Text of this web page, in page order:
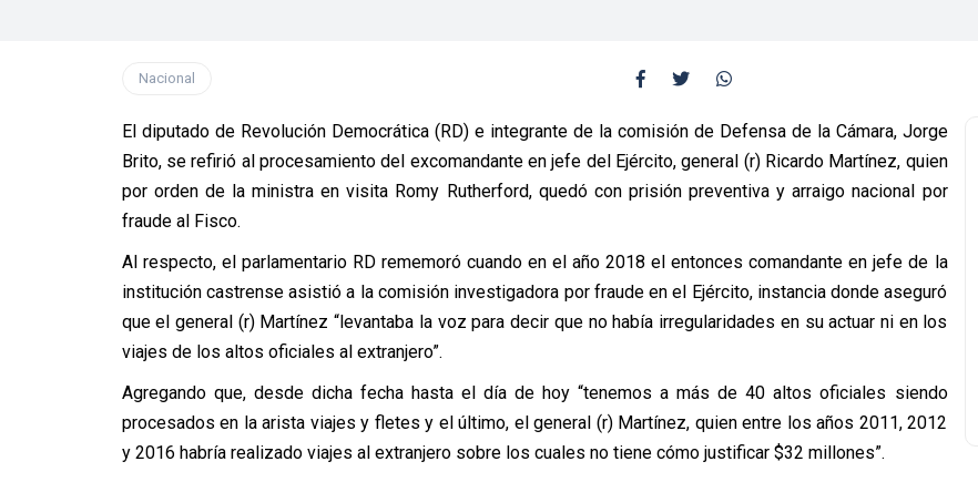
Nacional
El diputado de Revolución Democrática (RD) e integrante de la comisión de Defensa de la Cámara, Jorge
Brito, se refirió al procesamiento del excomandante en jefe del Ejército, general (r) Ricardo Martínez, quien
por orden de la ministra en visita Romy Rutherford, quedó con prisión preventiva y arraigo nacional por
fraude al Fisco.
Al respecto, el parlamentario RD rememoró cuando en el año 2018 el entonces comandante en jefe de la
institución castrense asistió a la comisión investigadora por fraude en el Ejército, instancia donde aseguró
que el general (r) Martínez “levantaba la voz para decir que no había irregularidades en su actuar ni en los
viajes de los altos oficiales al extranjero”.
Agregando que, desde dicha fecha hasta el día de hoy “tenemos a más de 40 altos oficiales siendo
procesados en la arista viajes y fletes y el último, el general (r) Martínez, quien entre los años 2011, 2012
y 2016 habría realizado viajes al extranjero sobre los cuales no tiene cómo justificar $32 millones”.